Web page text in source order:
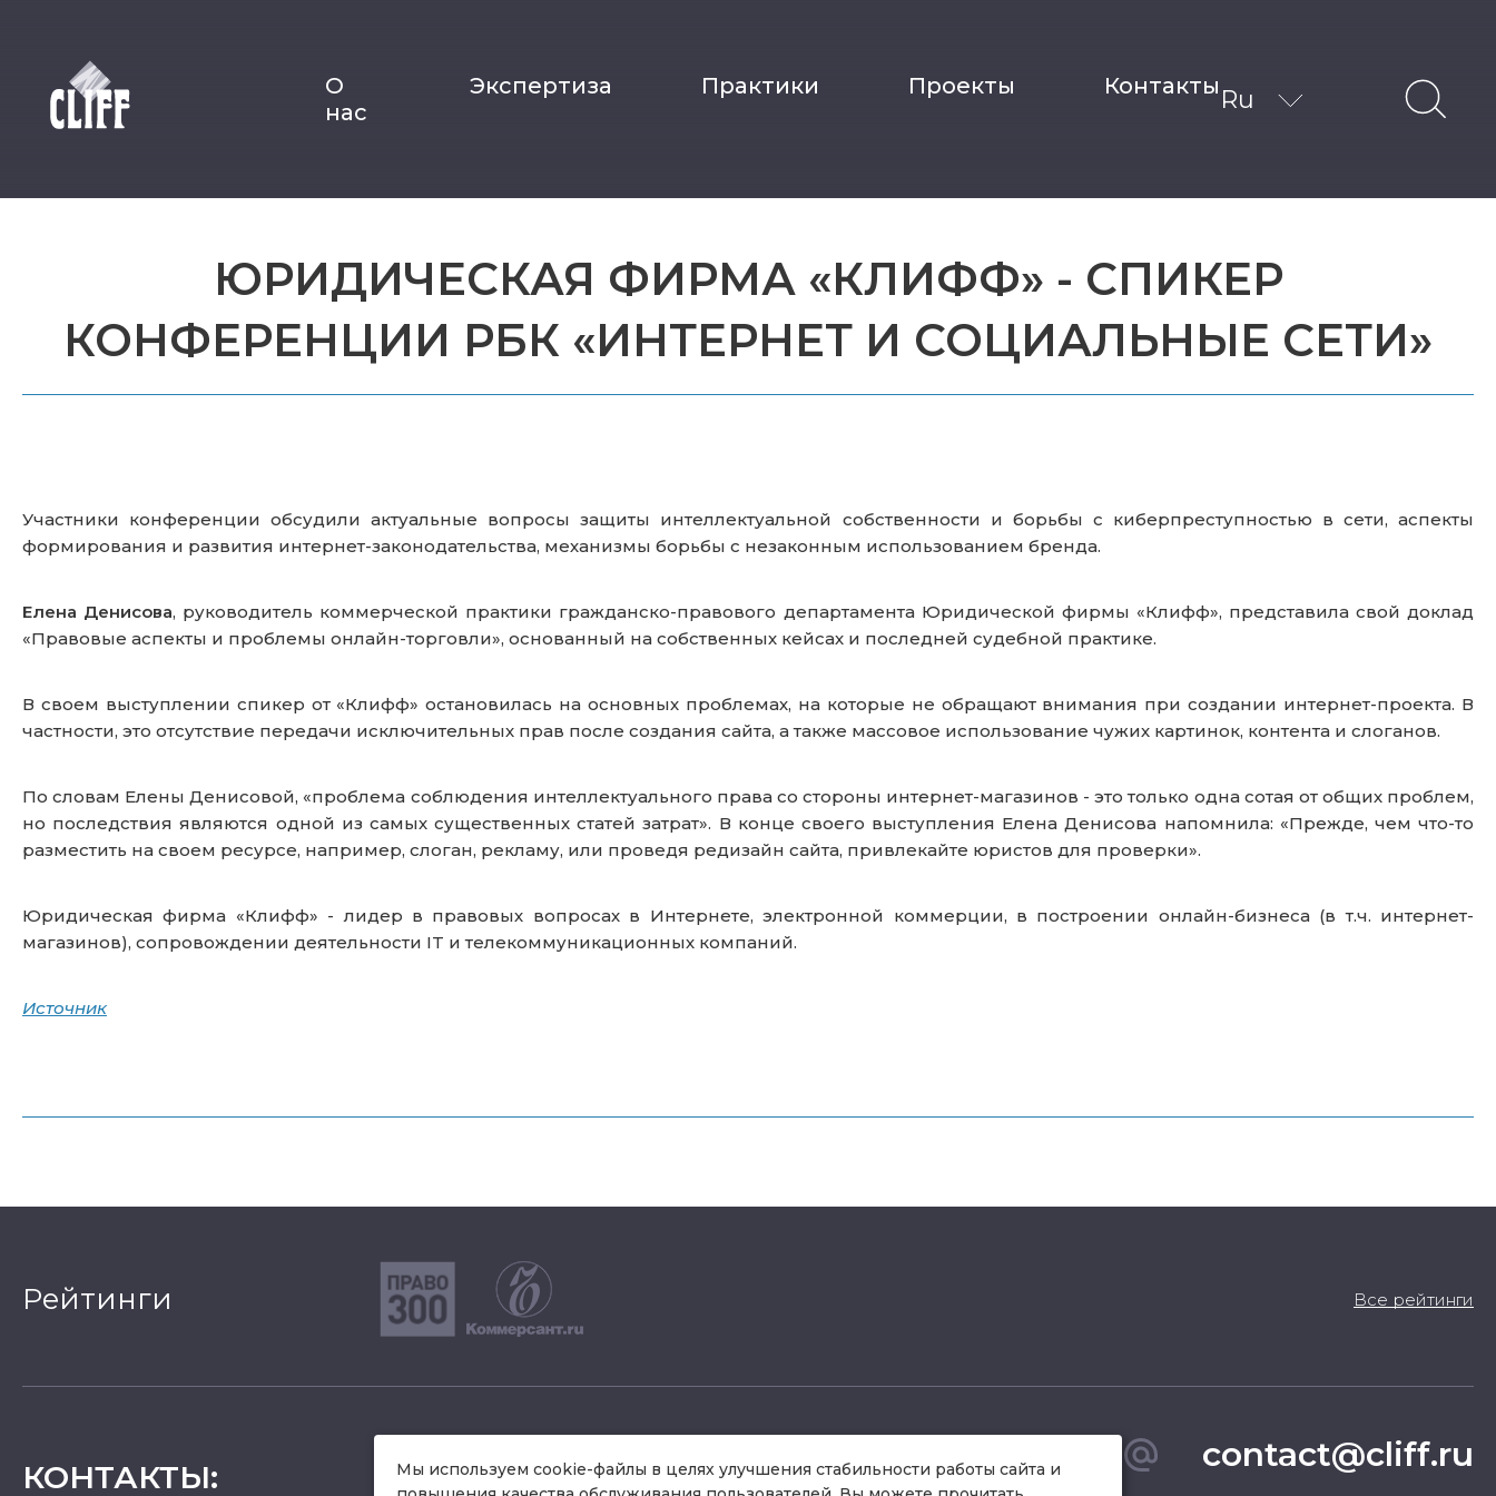
О
нас
Экспертиза Практики Проекты Контакты Ru
ЮРИДИЧЕСКАЯ ФИРМА «КЛИФФ» - СПИКЕР
КОНФЕРЕНЦИИ РБК «ИНТЕРНЕТ И СОЦИАЛЬНЫЕ СЕТИ»
Участники конференции обсудили актуальные вопросы защиты интеллектуальной собственности и борьбы с киберпреступностью в сети, аспекты
формирования и развития интернет-законодательства, механизмы борьбы с незаконным использованием бренда.
Елена Денисова, руководитель коммерческой практики гражданско-правового департамента Юридической фирмы «Клифф», представила свой доклад
«Правовые аспекты и проблемы онлайн-торговли», основанный на собственных кейсах и последней судебной практике.
В своем выступлении спикер от «Клифф» остановилась на основных проблемах, на которые не обращают внимания при создании интернет-проекта. В
частности, это отсутствие передачи исключительных прав после создания сайта, а также массовое использование чужих картинок, контента и слоганов.
По словам Елены Денисовой, «проблема соблюдения интеллектуального права со стороны интернет-магазинов - это только одна сотая от общих проблем,
но последствия являются одной из самых существенных статей затрат». В конце своего выступления Елена Денисова напомнила: «Прежде, чем что-то
разместить на своем ресурсе, например, слоган, рекламу, или проведя редизайн сайта, привлекайте юристов для проверки».
Юридическая фирма «Клифф» - лидер в правовых вопросах в Интернете, электронной коммерции, в построении онлайн-бизнеса (в т.ч. интернет-
магазинов), сопровождении деятельности IT и телекоммуникационных компаний.
Источник
Рейтинги Все рейтинги
КОНТАКТЫ: +7 495 504 34 61
contact@cliff.ru
Мы используем cookie-файлы в целях улучшения стабильности работы сайта и